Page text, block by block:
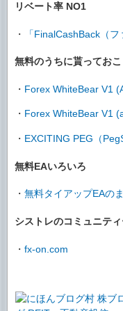
リベート率 NO1
・ 「FinalCashBack（
無料のうちに貰っておこ
・ Forex WhiteBear V1
・ Forex WhiteBear V1
・ EXCITING PEG（
無料EAいろいろ
・ 無料タイアップEAの
シストレのコミュニテ
・ fx-on.com